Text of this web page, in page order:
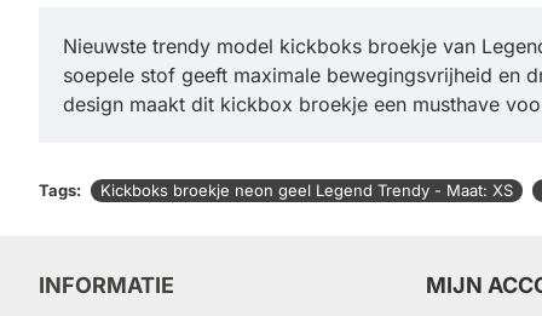
Nieuwste trendy model kickboks broekje van
soepele stof geeft maximale bewegingsvrijheid en
design maakt dit kickbox broekje een musthave
Tags: Kickboks broekje neon geel Legend Trendy - Maat: XS
INFORMATIE MIJN